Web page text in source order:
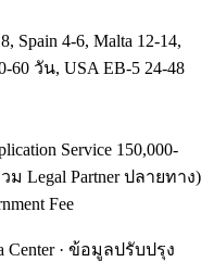
Spain 4-6, Malta 12-14,
60 วัน, USA EB-5 24-48
Service 150,000-
Legal Partner ปลายทาง)
Fee
Center · ข้อมูลปรับปรุง